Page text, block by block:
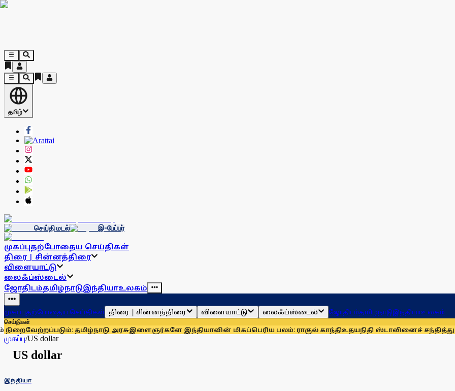
தமிழ்
செய்தி மடல் இ-பேப்பர்
முகப்புதற்போதைய செய்திகள்
திரை | சின்னத்திரை
விளையாட்டு
லைஃப்ஸ்டைல்
ஜோதிடம்தமிழ்நாடுஇந்தியாஉலகம்
முகப்புதற்போதைய செய்திகள் திரை | சின்னத்திரை விளையாட்டு லைஃப்ஸ்டைல் ஜோதிடம்தமிழ்நாடுஇந்தியாஉலகம்
செய்திகள்
தமிழ்நாடு அரசுஇளைஞர்களே இந்தியாவின் மிகப்பெரிய பலம்: ராகுல் காந்திஉதயநிதி ஸ்டாலினைச் சந்தித்து
முகப்பு/US dollar
US dollar
இந்தியா